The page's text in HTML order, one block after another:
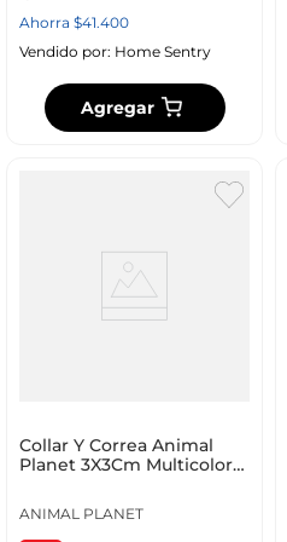
Ahorra $41.400
Vendido por: Home Sentry
Agregar
Collar Y Correa Animal
Planet 3X3Cm Multicolor
ANIMAL PLANET